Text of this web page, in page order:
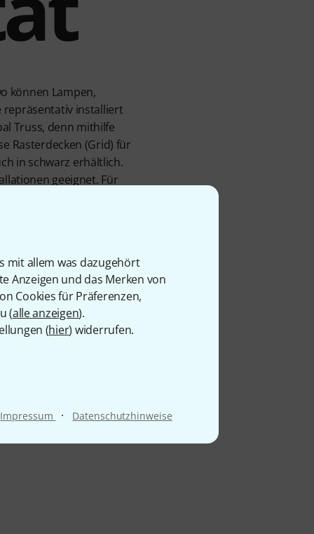
mit allem was dazugehört
Anzeigen und das Merken von
Cookies für Präferenzen,
(alle anzeigen).
(hier) widerrufen.
Impressum · Datenschutzhinweise
können Lampen,
repräsentativ installiert
Truss, denn mithilfe
Rasterdecken (Grid) für
in schwarz erhältlich.
geeignet. Für